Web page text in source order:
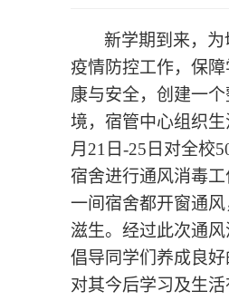
新学期到来，为
疫情防控工作，保
康与安全，创建一
境，宿管中心组织生
月21日-25日对全校
宿舍进行通风消毒工
一间宿舍都开窗通
滋生。经过此次通风
倡导同学们养成良好
对其今后学习及生